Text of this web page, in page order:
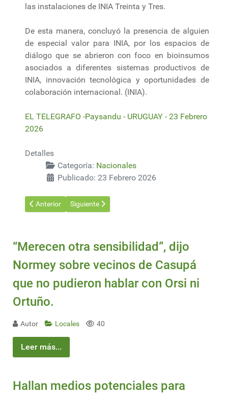
las instalaciones de INIA Treinta y Tres.
De esta manera, concluyó la presencia de alguien
de especial valor para INIA, por los espacios de
diálogo que se abrieron con foco en bioinsumos
asociados a diferentes sistemas productivos de
INIA, innovación tecnológica y oportunidades de
colaboración internacional. (INIA).
EL TELEGRAFO -Paysandu - URUGUAY - 23 Febrero
2026
Detalles
Categoría: Nacionales
Publicado: 23 Febrero 2026
Artículo anterior: Picudo rojo: Uso de trampas con feromonas
Anterior Artículo siguiente: Inauguración de cosecha de
Siguiente
“Merecen otra sensibilidad”, dijo
Normey sobre vecinos de Casupá
que no pudieron hablar con Orsi ni
Ortuño.
Autor Locales 40
Leer más...
Hallan medios potenciales para